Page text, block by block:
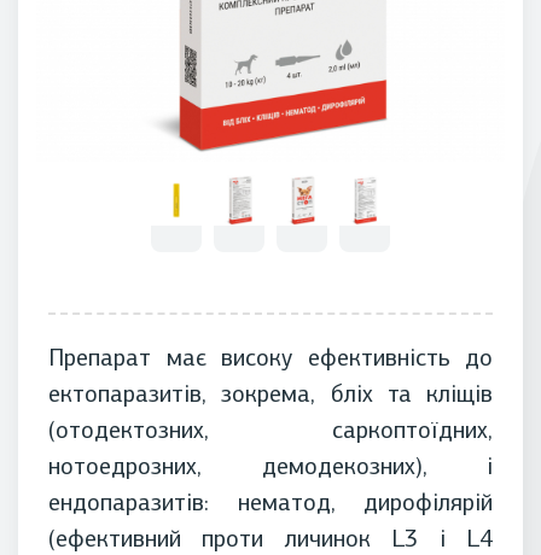
Препарат має високу ефективність до
ектопаразитів, зокрема, бліх та кліщів
(отодектозних, саркоптоїдних,
нотоедрозних, демодекозних), і
ендопаразитів: нематод, дирофілярій
(ефективний проти личинок L3 і L4